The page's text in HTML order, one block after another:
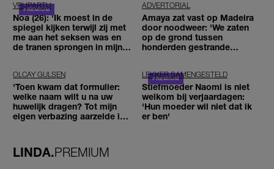
VRIJPARTIJ
Noa (26): 'Ik moest in de
spiegel kijken terwijl zij met
me aan het seksen was en
de tranen sprongen in mijn
ADVERTORIAL
Amaya zat vast op Madeira
door noodweer: 'We zaten
op de grond tussen
honderden gestrande
OLCAY GULSEN
'Toen kwam dat formulier:
welke naam wilt u na uw
huwelijk dragen? Tot mijn
eigen verbazing aarzelde ik
LEKKER SAMENGESTELD
Stiefmoeder Naomi is niet
welkom bij verjaardagen:
'Hun moeder wil niet dat ik
er ben'
LINDA.PREMIUM